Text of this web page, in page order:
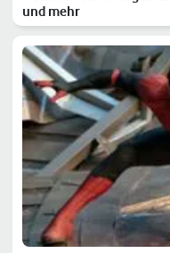
und mehr